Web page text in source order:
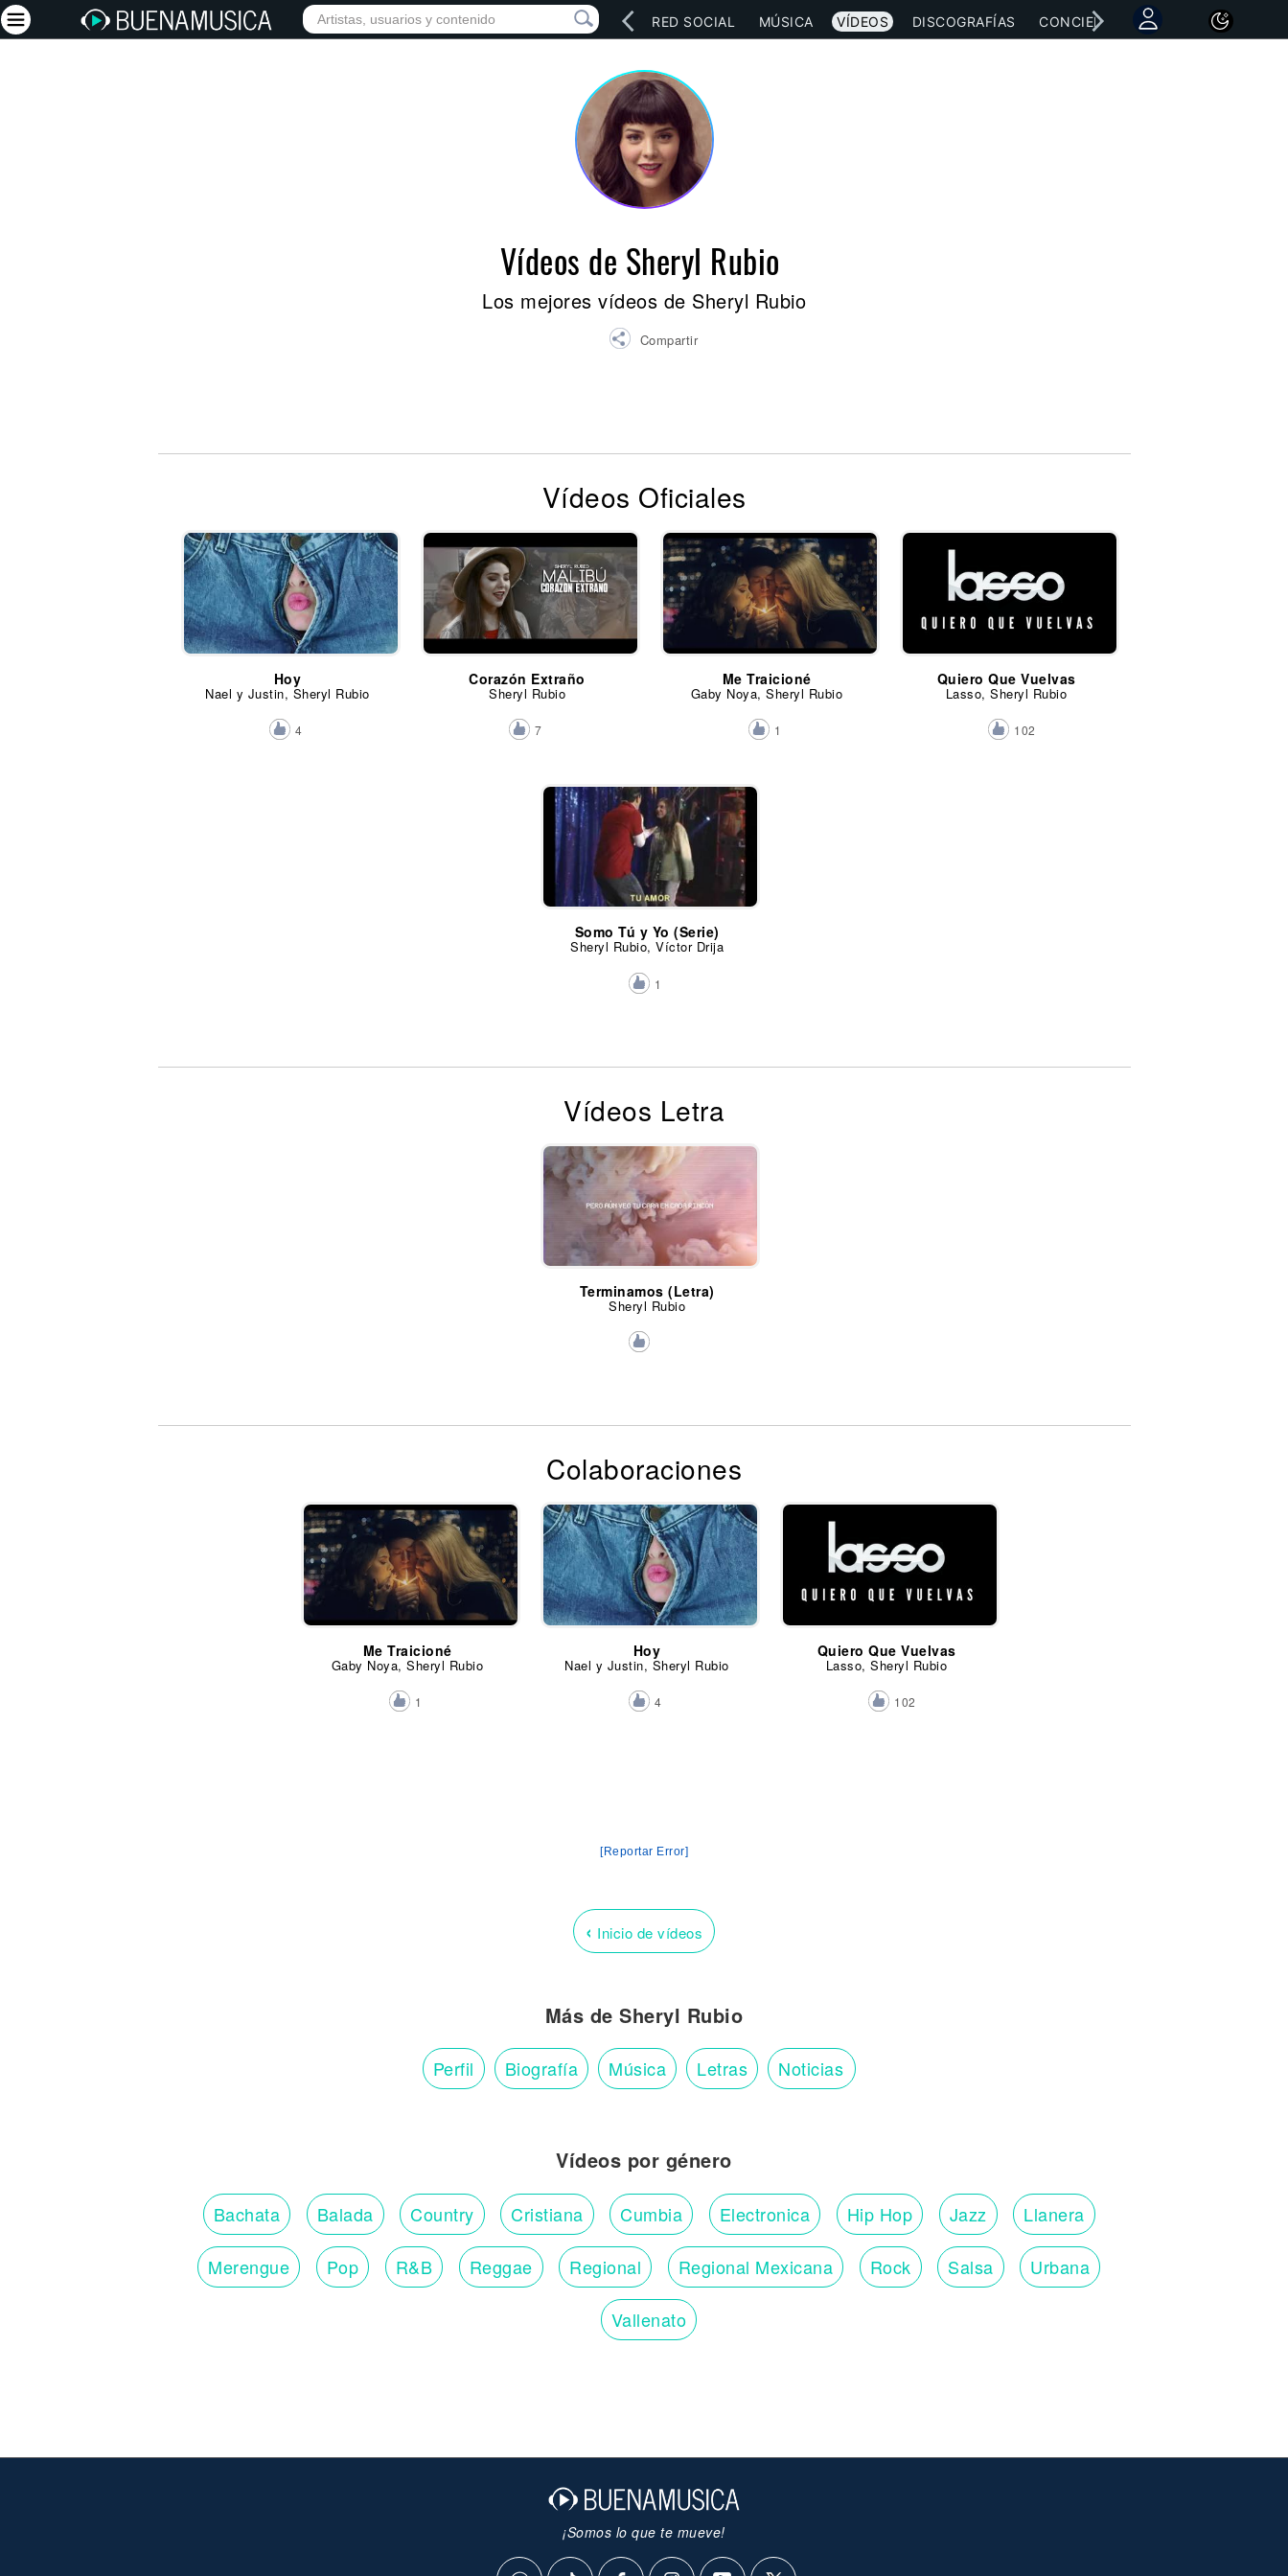
INICIO ARTISTAS RED SOCIAL MÚSICA VÍDEOS DISCOGRAFÍAS CONCIERTOS LETRAS
Vídeos de Sheryl Rubio
Los mejores vídeos de Sheryl Rubio
Compartir
Vídeos Oficiales
Hoy
Nael y Justin, Sheryl Rubio
4
Corazón Extraño
Sheryl Rubio
7
Me Traicioné
Gaby Noya, Sheryl Rubio
1
Quiero Que Vuelvas
Lasso, Sheryl Rubio
102
Somo Tú y Yo (Serie)
Sheryl Rubio, Víctor Drija
1
Vídeos Letra
Terminamos (Letra)
Sheryl Rubio
Colaboraciones
Me Traicioné
Gaby Noya, Sheryl Rubio
1
Hoy
Nael y Justin, Sheryl Rubio
4
Quiero Que Vuelvas
Lasso, Sheryl Rubio
102
[Reportar Error]
‹ Inicio de vídeos
Más de Sheryl Rubio
Perfil Biografía Música Letras Noticias
Vídeos por género
Bachata Balada Country Cristiana Cumbia Electronica Hip Hop Jazz Llanera
Merengue Pop R&B Reggae Regional Regional Mexicana Rock Salsa Urbana
Vallenato
¡Somos lo que te mueve!